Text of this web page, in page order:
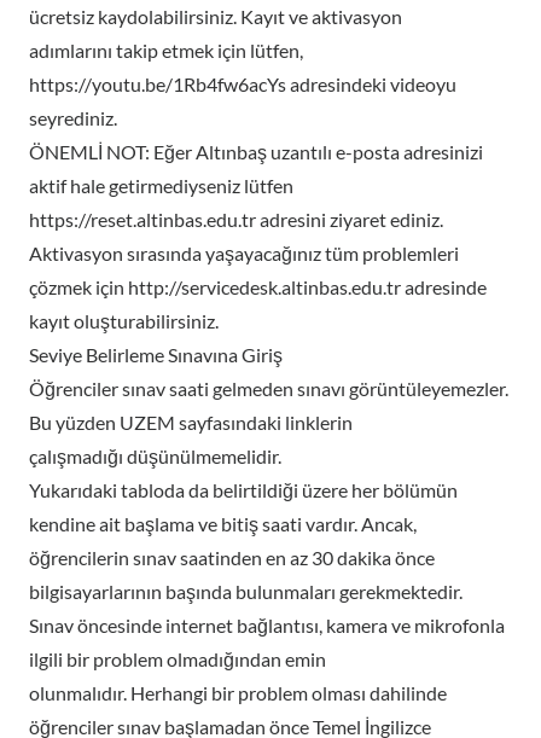
ücretsiz kaydolabilirsiniz. Kayıt ve aktivasyon
adımlarını takip etmek için lütfen,
https://youtu.be/1Rb4fw6acYs adresindeki videoyu
seyrediniz.
ÖNEMLİ NOT: Eğer Altınbaş uzantılı e-posta adresinizi
aktif hale getirmediyseniz lütfen
https://reset.altinbas.edu.tr adresini ziyaret ediniz.
Aktivasyon sırasında yaşayacağınız tüm problemleri
çözmek için http://servicedesk.altinbas.edu.tr adresinde
kayıt oluşturabilirsiniz.
Seviye Belirleme Sınavına Giriş
Öğrenciler sınav saati gelmeden sınavı görüntüleyemezler.
Bu yüzden UZEM sayfasındaki linklerin
çalışmadığı düşünülmemelidir.
Yukarıdaki tabloda da belirtildiği üzere her bölümün
kendine ait başlama ve bitiş saati vardır. Ancak,
öğrencilerin sınav saatinden en az 30 dakika önce
bilgisayarlarının başında bulunmaları gerekmektedir.
Sınav öncesinde internet bağlantısı, kamera ve mikrofonla
ilgili bir problem olmadığından emin
olunmalıdır. Herhangi bir problem olması dahilinde
öğrenciler sınav başlamadan önce Temel İngilizce